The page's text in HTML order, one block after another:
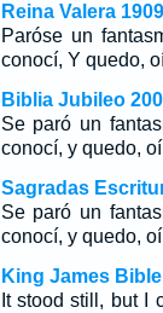
Reina Valera 1909
Paróse un
conocí, Y quedo,
Biblia Jubileo
Se paró un
conocí, y quedo,
Sagradas
Se paró un
conocí, y quedo,
King James Bible
It stood still, but I